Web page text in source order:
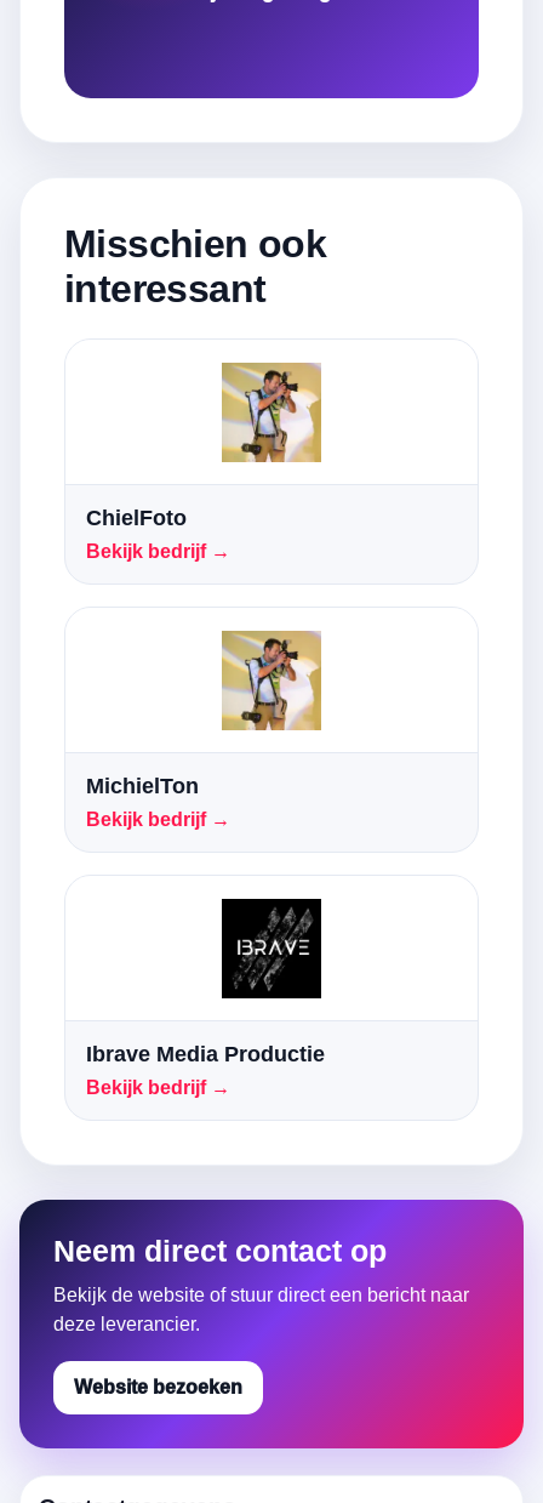
Misschien ook
interessant
ChielFoto
Bekijk bedrijf →
MichielTon
Bekijk bedrijf →
Ibrave Media Productie
Bekijk bedrijf →
Neem direct contact op
Bekijk de website of stuur direct een bericht naar
deze leverancier.
Website bezoeken